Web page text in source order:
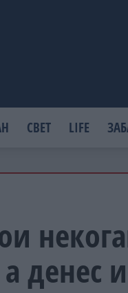
СВЕТ LIFE
денес